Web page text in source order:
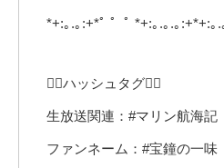
*+:｡.｡:+*ﾟ ゜ﾟ *+:｡.｡.｡:+*+:｡.
🏴‍☠️ハッシュタグ🏴‍☠️
生放送関連：#マリン航海記
ファンネーム：#宝鐘の一味